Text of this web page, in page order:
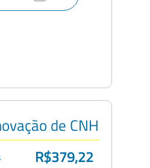
de CNH
R$379,22